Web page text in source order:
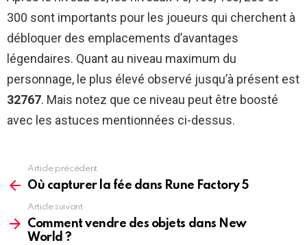
300 sont importants pour les joueurs qui cherchent à
débloquer des emplacements d’avantages
légendaires. Quant au niveau maximum du
personnage, le plus élevé observé jusqu’à présent est
32767. Mais notez que ce niveau peut être boosté
avec les astuces mentionnées ci-dessus.
more
Article précédent
Où capturer la fée dans Rune Factory 5
Article suivant
Comment vendre des objets dans New
World ?